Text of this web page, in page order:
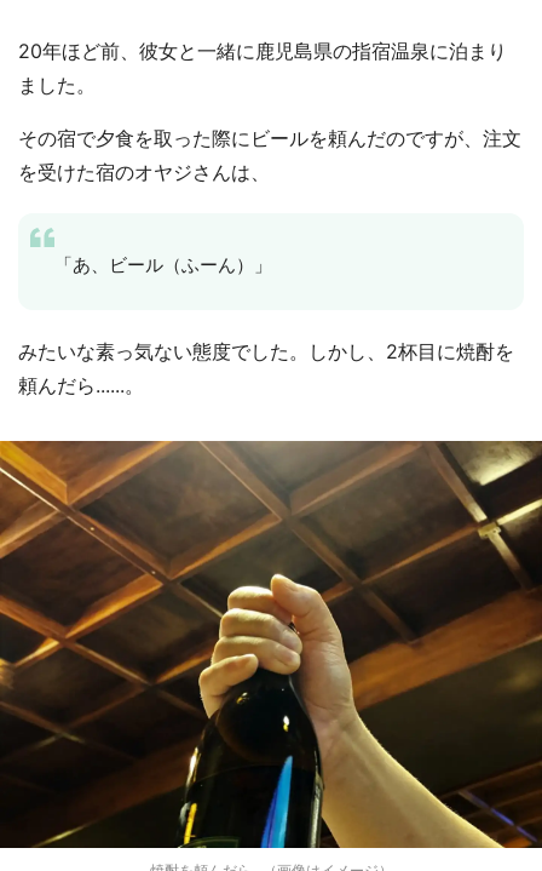
20年ほど前、彼女と一緒に鹿児島県の指宿温泉に泊まり
ました。
その宿で夕食を取った際にビールを頼んだのですが、注文
を受けた宿のオヤジさんは、
「あ、ビール（ふーん）」
みたいな素っ気ない態度でした。しかし、2杯目に焼酎を
頼んだら......。